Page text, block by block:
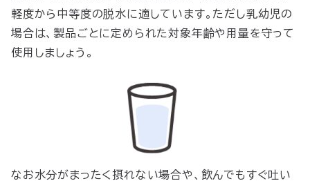
軽度から中等度の脱水に適しています。ただし乳幼児の
場合は、製品ごとに定められた対象年齢や用量を守って
使用しましょう。
なお水分がまったく摂れない場合や、飲んでもすぐ吐い